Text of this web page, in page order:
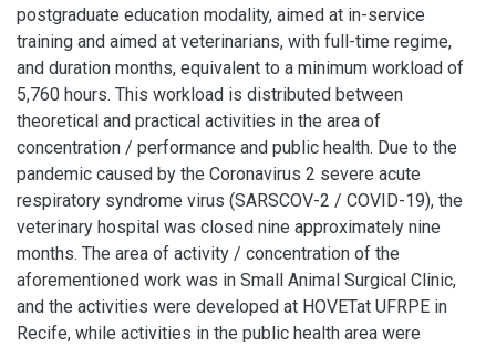
postgraduate education modality, aimed at in-service
training and aimed at veterinarians, with full-time regime,
and duration months, equivalent to a minimum workload of
5,760 hours. This workload is distributed between
theoretical and practical activities in the area of
concentration / performance and public health. Due to the
pandemic caused by the Coronavirus 2 severe acute
respiratory syndrome virus (SARSCOV-2 / COVID-19), the
veterinary hospital was closed nine approximately nine
months. The area of activity / concentration of the
aforementioned work was in Small Animal Surgical Clinic,
and the activities were developed at HOVETat UFRPE in
Recife, while activities in the public health area were